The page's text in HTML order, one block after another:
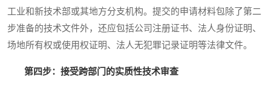
工业和新技术部或其地方分支机构。提交的申请材料包除了第二
步准备的技术文件外，还应包括公司注册证书、法人身份证明、
场地所有权或使用权证明、法人无犯罪记录证明等法律文件。
第四步：接受跨部门的实质性技术审查